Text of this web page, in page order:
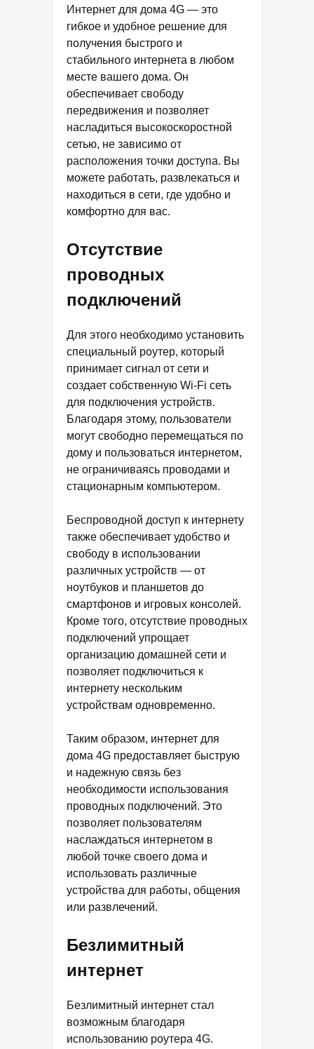
Интернет для дома 4G — это
гибкое и удобное решение для
получения быстрого и
стабильного интернета в любом
месте вашего дома. Он
обеспечивает свободу
передвижения и позволяет
насладиться высокоскоростной
сетью, не зависимо от
расположения точки доступа. Вы
можете работать, развлекаться и
находиться в сети, где удобно и
комфортно для вас.
Отсутствие
проводных
подключений
Для этого необходимо установить
специальный роутер, который
принимает сигнал от сети и
создает собственную Wi-Fi сеть
для подключения устройств.
Благодаря этому, пользователи
могут свободно перемещаться по
дому и пользоваться интернетом,
не ограничиваясь проводами и
стационарным компьютером.
Беспроводной доступ к интернету
также обеспечивает удобство и
свободу в использовании
различных устройств — от
ноутбуков и планшетов до
смартфонов и игровых консолей.
Кроме того, отсутствие проводных
подключений упрощает
организацию домашней сети и
позволяет подключиться к
интернету нескольким
устройствам одновременно.
Таким образом, интернет для
дома 4G предоставляет быструю
и надежную связь без
необходимости использования
проводных подключений. Это
позволяет пользователям
наслаждаться интернетом в
любой точке своего дома и
использовать различные
устройства для работы, общения
или развлечений.
Безлимитный
интернет
Безлимитный интернет стал
возможным благодаря
использованию роутера 4G.